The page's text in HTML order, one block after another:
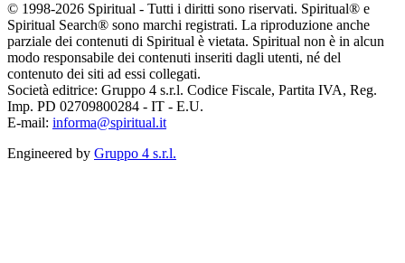
© 1998-2026 Spiritual - Tutti i diritti sono riservati. Spiritual® e
Spiritual Search® sono marchi registrati. La riproduzione anche
parziale dei contenuti di Spiritual è vietata. Spiritual non è in alcun
modo responsabile dei contenuti inseriti dagli utenti, né del
contenuto dei siti ad essi collegati.
Società editrice: Gruppo 4 s.r.l. Codice Fiscale, Partita IVA, Reg.
Imp. PD 02709800284 - IT - E.U.
E-mail: informa@spiritual.it
Engineered by Gruppo 4 s.r.l.